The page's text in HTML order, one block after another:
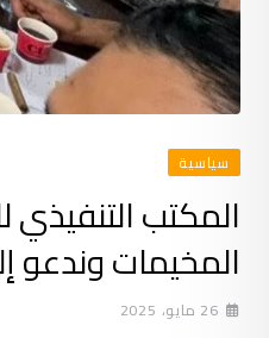
سياسية
المكتب
المخيمات وندعو
26 مايو، 2025